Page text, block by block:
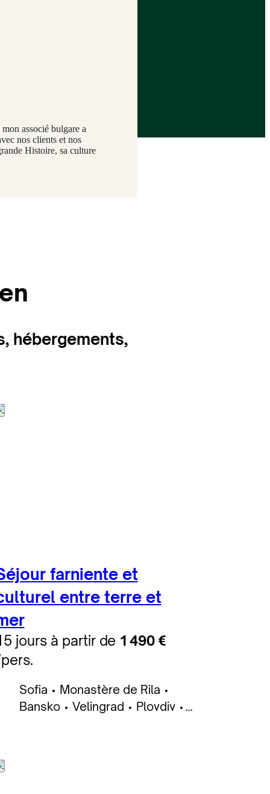
associé bulgare a
nos clients et nos
Histoire, sa culture
hébergements,
farniente et
entre terre et
jours à partir de 1 490 €
Sofia
Monastère de Rila
Bansko
Velingrad
Plovdiv